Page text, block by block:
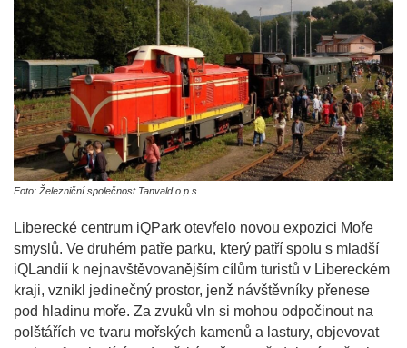
Foto: Železniční společnost Tanvald o.p.s.
Liberecké centrum iQPark otevřelo novou expozici Moře
smyslů. Ve druhém patře parku, který patří spolu s mladší
iQLandií k nejnavštěvovanějším cílům turistů v Libereckém
kraji, vznikl jedinečný prostor, jenž návštěvníky přenese
pod hladinu moře. Za zvuků vln si mohou odpočinout na
polštářích ve tvaru mořských kamenů a lastury, objevovat